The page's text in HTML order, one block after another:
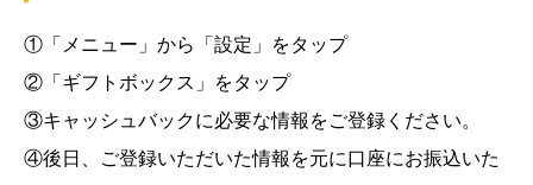
①「メニュー」から「設定」をタップ
②「ギフトボックス」をタップ
③キャッシュバックに必要な情報をご登録ください。
④後日、ご登録いただいた情報を元に口座にお振込いた